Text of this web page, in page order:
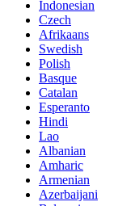
Indonesian
Czech
Afrikaans
Swedish
Polish
Basque
Catalan
Esperanto
Hindi
Lao
Albanian
Amharic
Armenian
Azerbaijani